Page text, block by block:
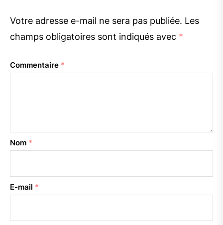
Votre adresse e-mail ne sera pas publiée. Les
champs obligatoires sont indiqués avec *
Commentaire *
Nom *
E-mail *